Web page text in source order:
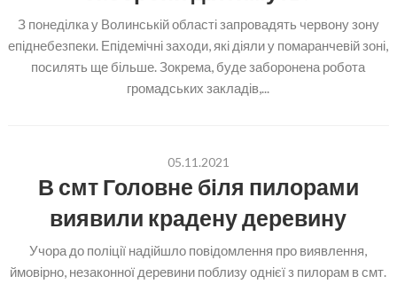
З понеділка у Волинській області запровадять червону зону
епіднебезпеки. Епідемічні заходи, які діяли у помаранчевій зоні,
посилять ще більше. Зокрема, буде заборонена робота
громадських закладів,...
05.11.2021
В смт Головне біля пилорами
виявили крадену деревину
Учора до поліції надійшло повідомлення про виявлення,
ймовірно, незаконної деревини поблизу однієї з пилорам в смт.